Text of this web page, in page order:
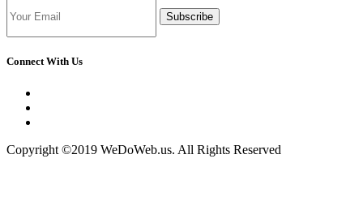
Subscribe
Connect With Us
Copyright ©2019 WeDoWeb.us. All Rights Reserved